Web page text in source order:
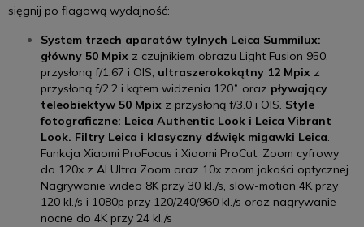
sięgnij po flagową wydajność:
System trzech aparatów tylnych Leica Summilux:
główny 50 Mpixz czujnikiem obrazu Light Fusion 950,
przysłoną f/1.67 i OIS, ultraszerokokątny 12 Mpixz
przysłoną f/2.2 i kątem widzenia 120˚ oraz pływający
teleobiektyw 50 Mpixz przysłoną f/3.0 i OIS. Style
fotograficzne: Leica Authentic Look i Leica Vibrant
Look. Filtry Leica i klasyczny dźwięk migawki Leica.
Funkcja Xiaomi ProFocus i Xiaomi ProCut. Zoom cyfrowy
do 120x z AI Ultra Zoom oraz 10x zoom jakości optycznej.
Nagrywanie wideo 8K przy 30 kl./s, slow-motion 4K przy
120 kl./s i 1080p przy 120/240/960 kl./s oraz nagrywanie
nocne do 4K przy 24 kl./s